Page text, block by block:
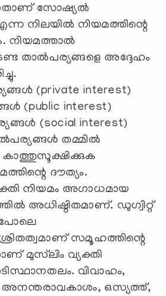
സോഷ്യല്‍
നിലയില്‍ നിയമത്തിന്റെ
നിയമത്താല്‍
താല്‍പര്യങ്ങളെ അദ്ദേഹം
(private interest)
(public interest)
(social interest)
തമ്മില്‍
ദൗത്യം.
നിയമം അഗാധമായ
അധിഷ്ഠിതമാണ്. ഡുഗ്വിറ്റ്
പോലെ
സമൂഹത്തിന്റെ
മുസ്‌ലിം വ്യക്തി
വിവാഹം,
ഒസ്യത്ത്,